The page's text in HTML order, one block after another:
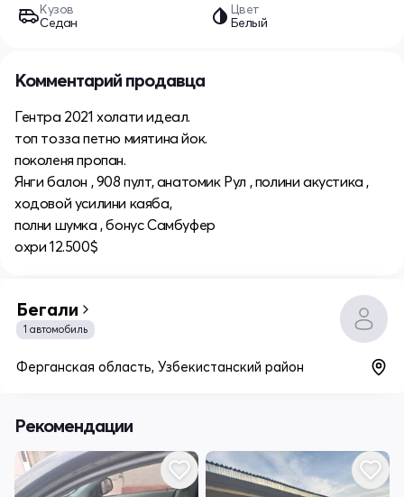
Кузов
Седан
Цвет
Белый
Комментарий продавца
Гентра 2021 холати идеал.
топ тозза петно миятина йок.
поколеня пропан.
Янги балон , 908 пулт, анатомик Рул , полини акустика ,
ходовой усилини каяба,
полни шумка , бонус Самбуфер
охри 12.500$
Бегали
1 автомобиль
Ферганская область, Узбекистанский район
Рекомендации